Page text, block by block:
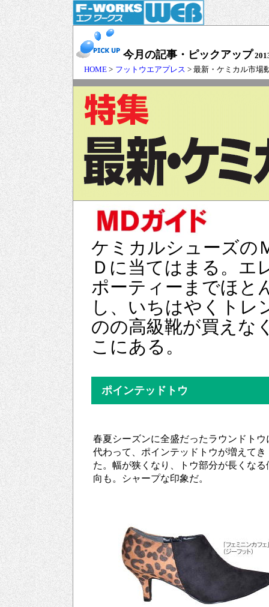
今月の記事・ピックアップ
HOME > フットウエアプレス > 最新・ケミカル市
ケミカルシューズの
Ｄに当てはまる。エ
ポーティーまでほと
し、いちはやくトレ
のの高級靴が買えな
こにある。
ポインテッドトウ
春夏シーズンに全盛だったラウンドトウ
代わって、ポインテッドトウが増えてき
た。幅が狭くなり、トウ部分が長くなる
向も。シャープな印象だ。